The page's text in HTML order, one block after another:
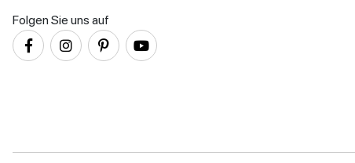
Folgen Sie uns auf